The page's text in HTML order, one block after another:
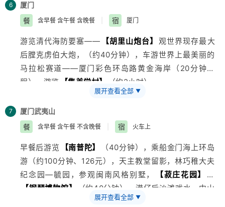
头、白天鹅，正在开屏的孔雀，尤其是乘缆车缓缓上升
时，那些小动物一个个鲜活起来，让你感叹大自然的鬼斧
神工，化腐朽为神奇的魅力！在山顶左眺香港右望澳门，
感受缆车上山时的飘飘欲仙，下山乘坐号称“世界第一冲”
的山地冲锋车由山顶一冲而下，感受那份惊险与刺激。
一、五羊仙庭、成语寓言园、竹林休闲区、
园及游泳场等。晚乘火车硬卧赴厦门
6
厦门
餐
含早餐 含午餐 含晚餐 宿 厦门
游览清代海防要塞—— 【胡里山炮台】
观世界现存最大
后膛克虏伯大炮，（约40分钟），车游世界上最美丽的
马拉松赛道——厦门彩色环岛路黄金海岸（20分钟车
程），游览
【集美学村】 （约2小时），
展开查看全部 ▼
7 厦门武夷山
餐
含早餐 含午餐 不含晚餐 宿 火车上
早餐后游览 【南普陀】
（40分钟），乘船金门海上环岛
游（约100分钟、126元），天主教堂留影，林巧稚大夫
纪念园—毓园，参观闽南风格别墅，
【菽庄花园】
，
【钢琴博物馆】
（约40分钟），港仔后沙滩戏水，中山
路自由活动，乘火车硬卧赴武夷山（约12小时）
展开查看全部 ▼